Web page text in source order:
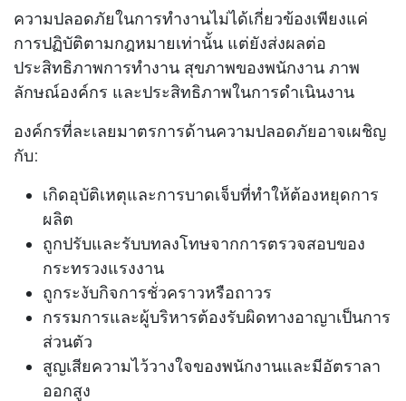
ความปลอดภัยในการทำงานไม่ได้เกี่ยวข้องเพียงแค่
การปฏิบัติตามกฎหมายเท่านั้น แต่ยังส่งผลต่อ
ประสิทธิภาพการทำงาน สุขภาพของพนักงาน ภาพ
ลักษณ์องค์กร และประสิทธิภาพในการดำเนินงาน
องค์กรที่ละเลยมาตรการด้านความปลอดภัยอาจเผชิญ
กับ:
เกิดอุบัติเหตุและการบาดเจ็บที่ทำให้ต้องหยุดการ
ผลิต
ถูกปรับและรับบทลงโทษจากการตรวจสอบของ
กระทรวงแรงงาน
ถูกระงับกิจการชั่วคราวหรือถาวร
กรรมการและผู้บริหารต้องรับผิดทางอาญาเป็นการ
ส่วนตัว
สูญเสียความไว้วางใจของพนักงานและมีอัตราลา
ออกสูง